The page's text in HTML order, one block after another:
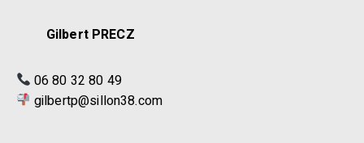
Gilbert PRECZ
06 80 32 80 49
gilbertp@sillon38.com